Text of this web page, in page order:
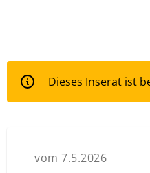
Dieses Inserat ist
vom 7.5.2026